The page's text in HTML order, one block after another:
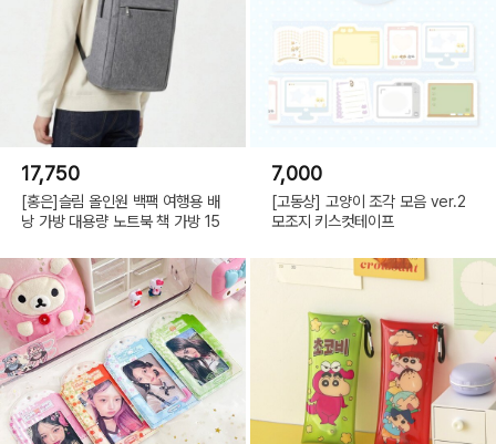
17,750
[홍은]슬림 올인원 백팩 여행용 배
낭 가방 대용량 노트북 책 가방 15
7,000
[고동상] 고양이 조각 모음 ver.2
모조지 키스컷테이프